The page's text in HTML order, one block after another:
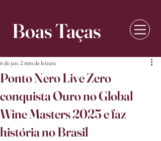
Boas Taças
Ponto Nero Live Zero
conquista Ouro no Global
Wine Masters 2025 e faz
história no Brasil
6 de jan.2 min de leitura